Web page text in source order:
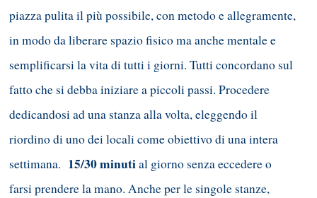
piazza pulita il più possibile, con metodo e allegramente,
in modo da liberare spazio fisico ma anche mentale e
semplificarsi la vita di tutti i giorni. Tutti concordano sul
fatto che si debba iniziare a piccoli passi. Procedere
dedicandosi ad una stanza alla volta, eleggendo il
riordino di uno dei locali come obiettivo di una intera
settimana. 15/30 minutial giorno senza eccedere o
farsi prendere la mano. Anche per le singole stanze,